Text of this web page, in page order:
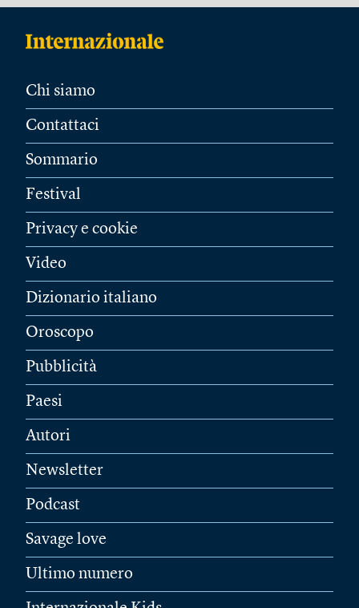
Chi siamo
Contattaci
Sommario
Festival
Privacy e cookie
Video
Dizionario italiano
Oroscopo
Pubblicità
Paesi
Autori
Newsletter
Podcast
Savage love
Ultimo numero